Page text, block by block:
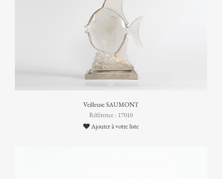
Veilleuse SAUMONT
Référence : 17010
Ajouter à votre liste